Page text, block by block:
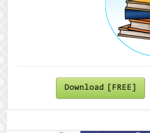
Download [FREE]